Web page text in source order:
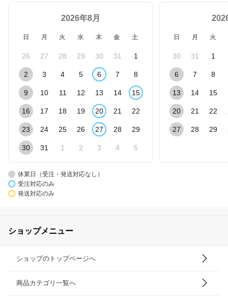
2026年8月
日 月 火 水 木 金 土
26 27 28 29 30 31 1
2 3 4 5 6 7 8
9 10 11 12 13 14 15
16 17 18 19 20 21 22
23 24 25 26 27 28 29
30 31 1 2 3 4 5
日 月 火
30 31 1
6 7 8
13 14 15
20 21 22
27 28 29
休業日（受注・発送対応なし）
受注対応のみ
発送対応のみ
ショップメニュー
ショップのトップページへ
商品カテゴリ一覧へ